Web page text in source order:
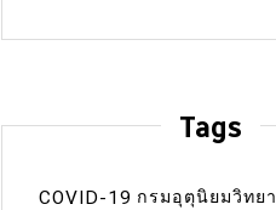
Tags
COVID-19 กรมอุตุนิยมวิทยา